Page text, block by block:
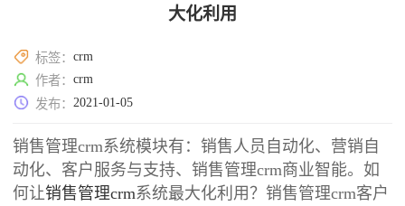
大化利用
标签：crm
作者：crm
发布：2021-01-05
销售管理crm系统模块有：销售人员自动化、营销自
动化、客户服务与支持、销售管理crm商业智能。如
何让销售管理crm系统最大化利用？销售管理crm客户